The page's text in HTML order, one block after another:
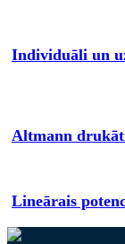
Individuāli un
Altmann
Lineārais